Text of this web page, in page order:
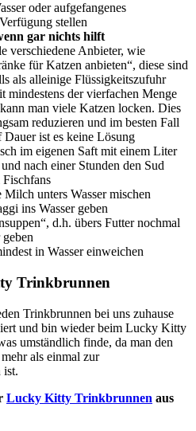
oder aufgefangenes
stellen
gar nichts hilft
verschiedene Anbieter, wie
für Katzen anbieten“, diese sind
als alleinige Flüssigkeitszufuhr
mindestens der vierfachen Menge
man viele Katzen locken. Dies
reduzieren und im besten Fall
Dauer ist es keine Lösung
im eigenen Saft mit einem Liter
nach einer Stunden den Sud
unters Wasser mischen
ins Wasser geben
d.h. übers Futter nochmal
in Wasser einweichen
Trinkbrunnen
Trinkbrunnen bei uns zuhause
und bin wieder beim Lucky Kitty
umständlich finde, da man den
als einmal zur
ist.
Lucky Kitty Trinkbrunnen aus